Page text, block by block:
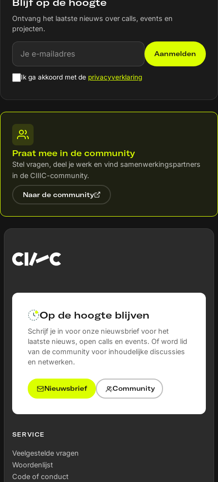
genereren van fundamentele, sectorbrede en
activiteitenprogramma wordt uitgevoerd via vijf
onderling verbonden werkpakketten, waarbij de nadruk
ligt op artistiek onderzoek door middel van ontwerp met
behulp van IX-prototypes van makers. Belangrijke
resultaten zijn onder meer het kader voor belichaamde
ontwerpmethoden, toolkits, richtlijnen en aanbevelingen
voor beleid en internationale ondersteuning. De
onderwijsprogramma's. Een duurzaamheidsplan
waarborgt de langetermijnimpact en de toepassing van
de resultaten.
Ontvang het laatste nieuws over calls, events en
projecten.
E-mailadres
Aanmelden
Ik ga akkoord met de privacyverklaring
Praat mee in de community
Stel vragen, deel je werk en vind samenwerkingspartners
in de CIIIC-community.
Naar de community
Op de hoogte blijven
Schrijf je in voor onze nieuwsbrief voor het
laatste nieuws, open calls en events. Of word lid
van de community voor inhoudelijke discussies
en netwerken.
Nieuwsbrief Community
SERVICE
Veelgestelde vragen
Woordenlijst
Code of conduct